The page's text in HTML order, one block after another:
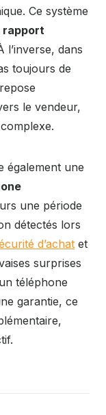
Ce système
rapport
l’inverse, dans
toujours de
le vendeur,
également une
une période
détectés lors
d’achat et
surprises
téléphone
garantie, ce